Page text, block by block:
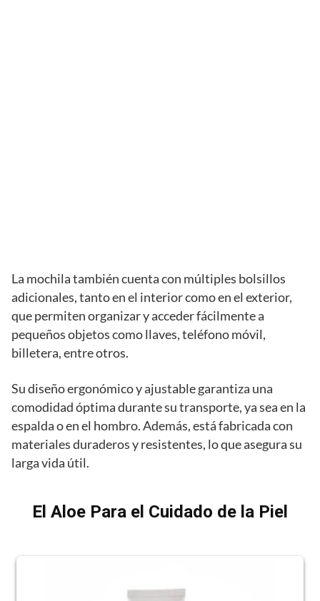
La mochila también cuenta con múltiples bolsillos
adicionales, tanto en el interior como en el exterior,
que permiten organizar y acceder fácilmente a
pequeños objetos como llaves, teléfono móvil,
billetera, entre otros.
Su diseño ergonómico y ajustable garantiza una
comodidad óptima durante su transporte, ya sea en la
espalda o en el hombro. Además, está fabricada con
materiales duraderos y resistentes, lo que asegura su
larga vida útil.
El Aloe Para el Cuidado de la Piel